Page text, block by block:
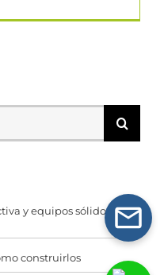
y equipos sólidos a la
construirlos